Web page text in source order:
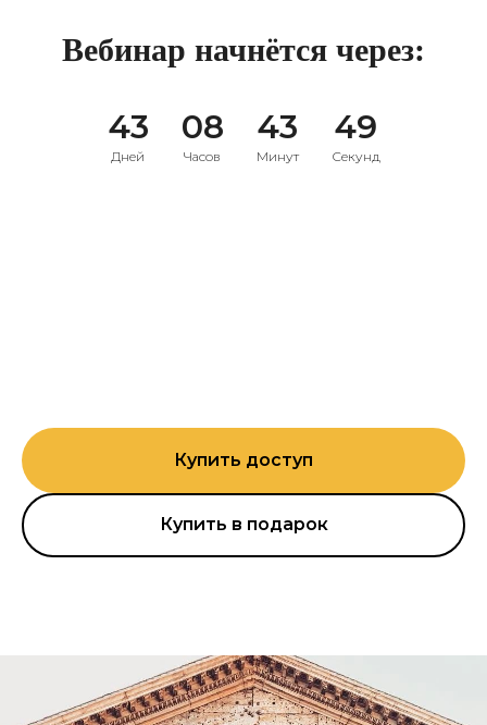
Вебинар начнётся через:
43
Дней
08
Часов
43
Минут
47
Секунд
Купить доступ
Купить в подарок